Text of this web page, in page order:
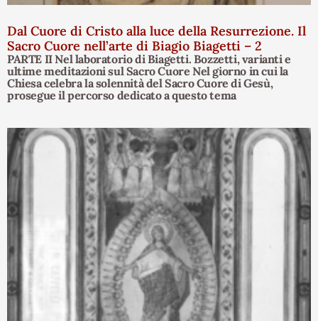
Dal Cuore di Cristo alla luce della Resurrezione. Il
Sacro Cuore nell’arte di Biagio Biagetti – 2
PARTE II Nel laboratorio di Biagetti. Bozzetti, varianti e
ultime meditazioni sul Sacro Cuore Nel giorno in cui la
Chiesa celebra la solennità del Sacro Cuore di Gesù,
prosegue il percorso dedicato a questo tema